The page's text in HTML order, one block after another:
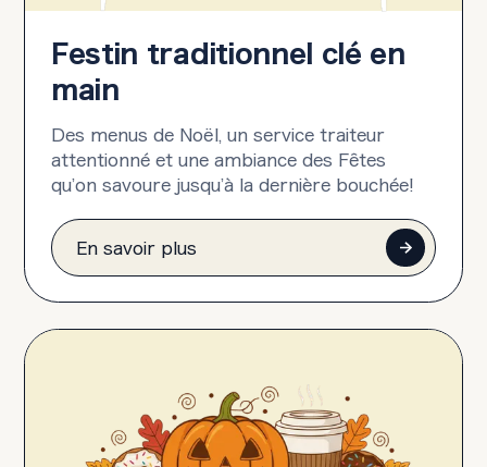
Festin traditionnel clé en
main
Des menus de Noël, un service traiteur
attentionné et une ambiance des Fêtes
qu’on savoure jusqu’à la dernière bouchée!
En savoir plus